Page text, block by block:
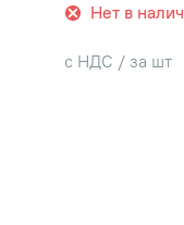
Нет в
с НДС / за шт